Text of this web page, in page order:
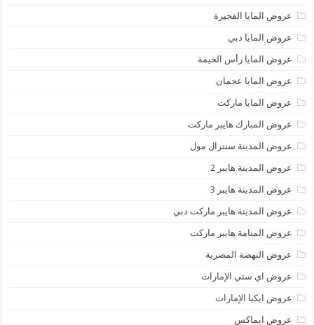
عروض المايا الفجيرة
عروض المايا دبي
عروض المايا رأس الخيمة
عروض المايا عجمان
عروض المايا ماركت
عروض المبارك هايبر ماركت
عروض المدينة سنترال مول
عروض المدينة هايبر 2
عروض المدينة هايبر 3
عروض المدينة هايبر ماركت دبي
عروض المنامة هايبر ماركت
عروض النهضة المصرية
عروض اي ستي الإمارات
عروض ايكيا الإمارات
عروض ايماكس